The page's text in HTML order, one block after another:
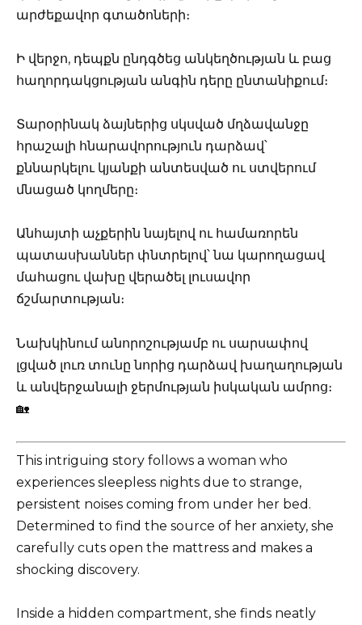
արժեքավոր գտածոների։
Ի վերջո, դեպքն ընդգծեց անկեղծության և բաց
հաղորդակցության անգին դերը ընտանիքում։
Տարօրինակ ձայներից սկսված մղձավանջը
հրաշալի հնարավորություն դարձավ՝
քննարկելու կյանքի անտեսված ու ստվերում
մնացած կողմերը։
Անհայտի աչքերին նայելով ու համառորեն
պատասխաններ փնտրելով՝ նա կարողացավ
մահացու վախը վերածել լուսավոր
ճշմարտության։
Նախկինում անորոշությամբ ու սարսափով
լցված լուռ տունը նորից դարձավ խաղաղության
և անվերջանալի ջերմության իսկական ամրոց։
🏡
This intriguing story follows a woman who
experiences sleepless nights due to strange,
persistent noises coming from under her bed.
Determined to find the source of her anxiety, she
carefully cuts open the mattress and makes a
shocking discovery.
Inside a hidden compartment, she finds neatly